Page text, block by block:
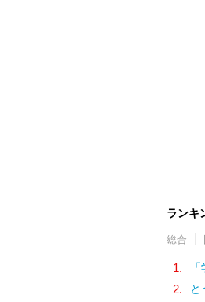
ランキ
総合
1.
2. と